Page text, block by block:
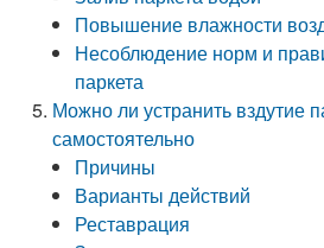
Повышение влажности
Несоблюдение норм и
паркета
Можно ли устранить вздутие
самостоятельно
Причины
Варианты действий
Реставрация